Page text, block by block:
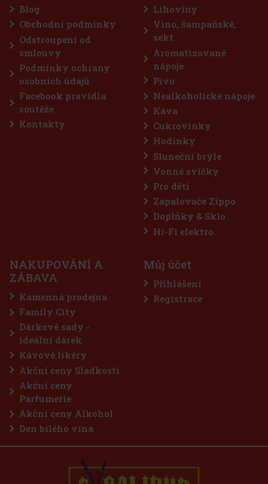
Tato výjimečná vínovice pochází z oblasti, kde příroda a réva tvoří
dokonalou harmonii. Ocenění: Raspenava Wine Spirit Pál
723Kč bez DPH 875 Kč
Do košíku
Akce
FLERET Tradice Meruňkovice 40% 0,5 l
(> 5 ks)
FLERET Tradice Meruňkovice je postavena na jediné odrůdě a
jednom osvědčeném regionu. Základem jsou meruňky z oblasti
Velkých Pavlovic, která je dlouhodobě považována za jednu z
nejlepších sadařských lokalit pro tuto plodinu. Degustační profil:
Vel
279 Kč bez DPH
Blog
Obchodní podmínky
Odstroupení od
smlouvy
Podmínky ochrany
osobních údajů
Facebook pravidla
soutěže
Kontakty
Lihoviny
Víno, šampaňské,
sekt
Aromatizované
nápoje
Pivo
Nealkoholické nápoje
Káva
Cukrovinky
Hodinky
Sluneční brýle
Vonné svíčky
Pro děti
Zapalovače Zippo
Doplňky & Sklo
Hi-Fi elektro
NAKUPOVÁNÍ A
ZÁBAVA
Kamenná prodejna
Family City
Dárkové sady -
ideální dárek
Kávové likéry
Akční ceny Sladkosti
Akční ceny
Parfumerie
Akční ceny Alkohol
Den bílého vína
Můj účet
Přihlášení
Registrace